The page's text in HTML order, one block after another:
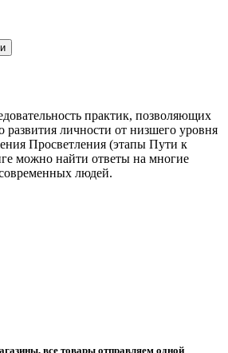
практик, позволяющих
развития личности от низшего уровня
Просветления (этапы Пути к
можно найти ответы на многие
людей.
все товары отправляем одной